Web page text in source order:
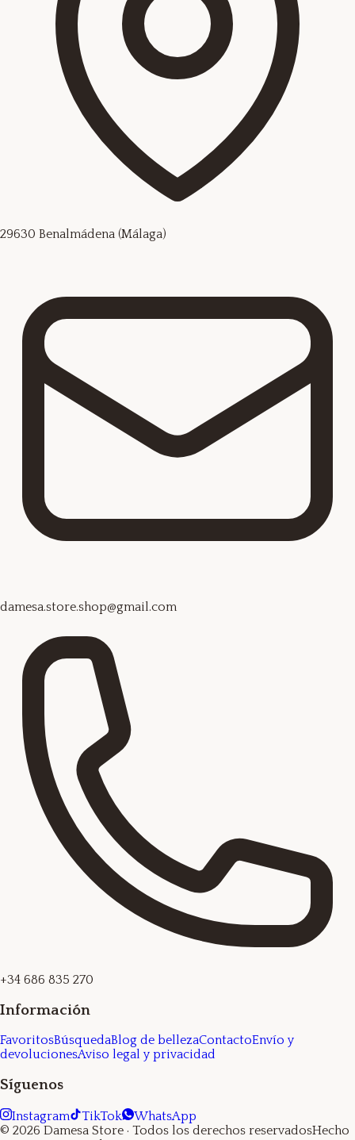
29630 Benalmádena (Málaga)
damesa.store.shop@gmail.com
+34 686 835 270
Información
FavoritosBúsquedaBlog de bellezaContactoEnvío y
devolucionesAviso legal y privacidad
Síguenos
Instagram TikTok
WhatsApp
© 2026 Damesa Store · Todos los derechos reservadosHecho